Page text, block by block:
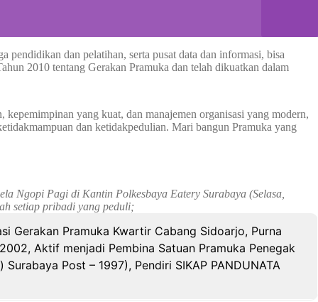
dan pelatihan, serta pusat data dan informasi, bisa
2010 tentang Gerakan Pramuka dan telah dikuatkan dalam
yang kuat, dan manajemen organisasi yang modern,
dan ketidakpedulian. Mari bangun Pramuka yang
Ngopi Pagi di Kantin Polkesbaya Eatery Surabaya (Selasa,
setiap pribadi yang peduli;
Gerakan Pramuka Kwartir Cabang Sidoarjo, Purna
Aktif menjadi Pembina Satuan Pramuka Penegak
Post – 1997), Pendiri SIKAP PANDUNATA